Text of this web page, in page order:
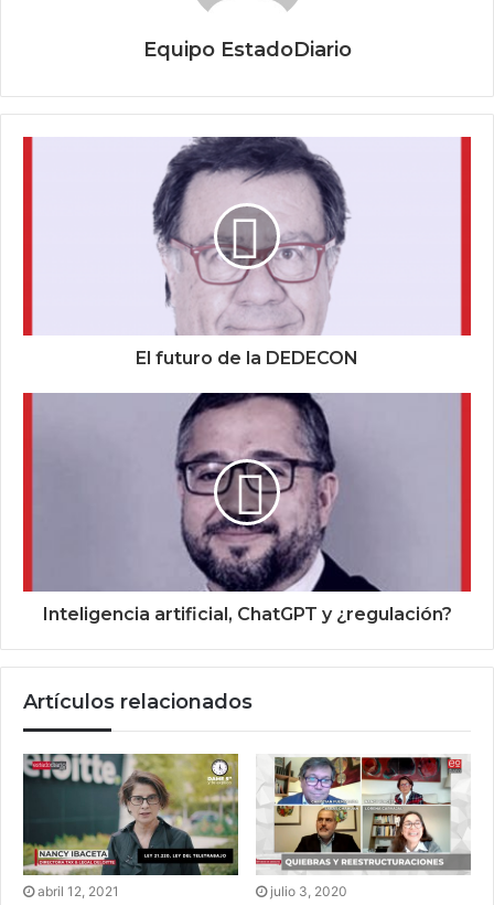
Equipo EstadoDiario
El futuro de la DEDECON
Inteligencia artificial, ChatGPT y ¿regulación?
Artículos relacionados
abril 12, 2021 julio 3, 2020